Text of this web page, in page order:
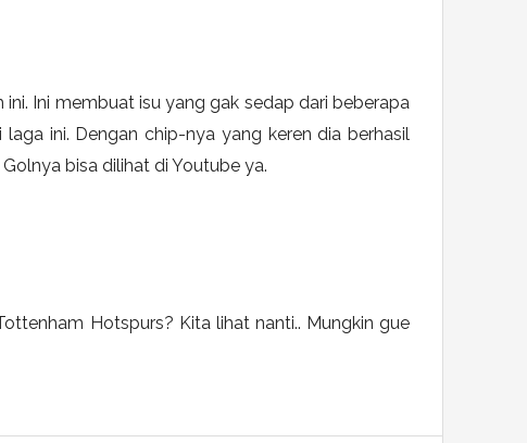
Ini membuat isu yang gak sedap dari beberapa
ini. Dengan chip-nya yang keren dia berhasil
bisa dilihat di Youtube ya.
Hotspurs? Kita lihat nanti.. Mungkin gue